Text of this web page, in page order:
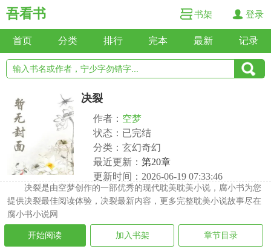
吾看书 书架 登录
首页 分类 排行 完本 最新 记录
决裂
作者： 空梦
状态：已完结
分类：玄幻奇幻
最近更新： 第20章
更新时间：2026-06-19 07:33:46
决裂是由空梦创作的一部优秀的现代耽美耽美小说，腐小书为您
提供决裂最佳阅读体验，决裂最新内容，更多完整耽美小说故事尽在
腐小书小说网
开始阅读 加入书架 章节目录